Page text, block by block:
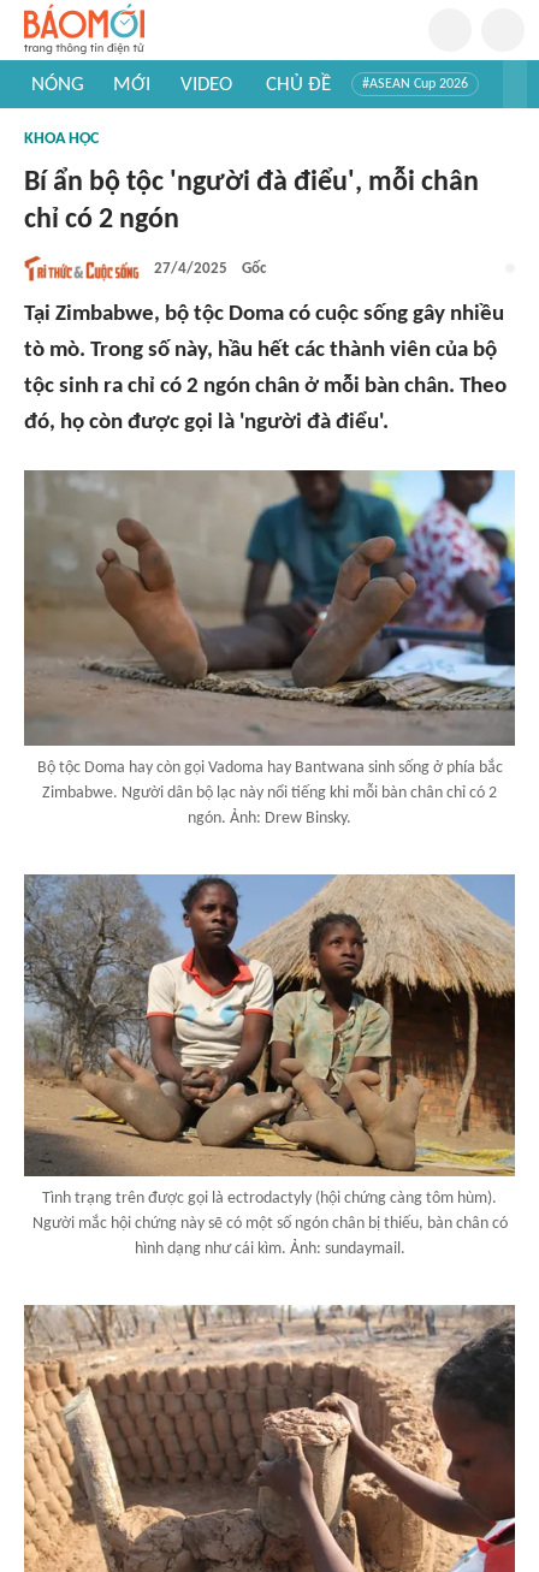
NÓNG MỚI VIDEO CHỦ ĐỀ #ASEAN Cup 2026
#Khám phá thế giới
KHOA HỌC
Bí ẩn bộ tộc 'người đà điểu', mỗi chân
chỉ có 2 ngón
27/4/2025 Gốc
Tại Zimbabwe, bộ tộc Doma có cuộc sống gây nhiều
tò mò. Trong số này, hầu hết các thành viên của bộ
tộc sinh ra chỉ có 2 ngón chân ở mỗi bàn chân. Theo
đó, họ còn được gọi là 'người đà điểu'.
Bộ tộc Doma hay còn gọi Vadoma hay Bantwana sinh sống ở phía bắc
Zimbabwe. Người dân bộ lạc này nổi tiếng khi mỗi bàn chân chỉ có 2
ngón. Ảnh: Drew Binsky.
Tình trạng trên được gọi là ectrodactyly (hội chứng càng tôm hùm).
Người mắc hội chứng này sẽ có một số ngón chân bị thiếu, bàn chân có
hình dạng như cái kìm. Ảnh: sundaymail.